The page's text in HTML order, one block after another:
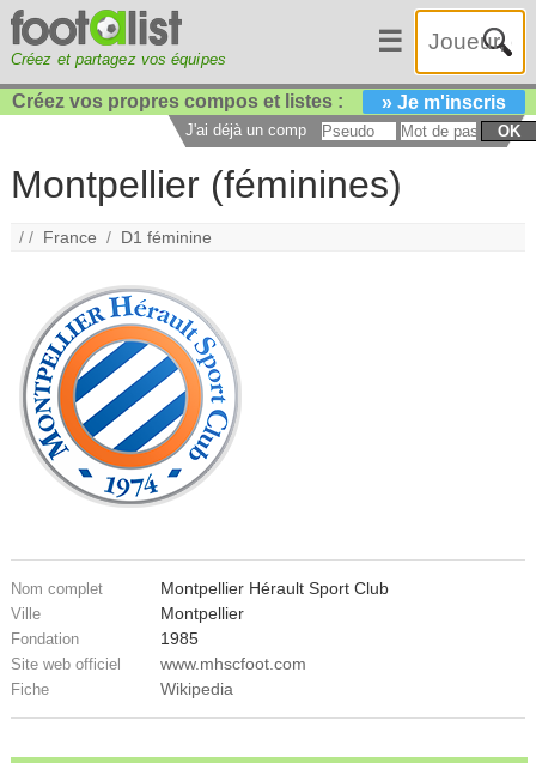
Créez et partagez vos équipes
☰
Créez vos propres compos et listes : » Je m'inscris
J'ai déjà un compte : OK
Montpellier (féminines)
/ / France / D1 féminine
Nom complet Montpellier Hérault Sport Club
Ville Montpellier
Fondation 1985
Site web officiel www.mhscfoot.com
Fiche Wikipedia